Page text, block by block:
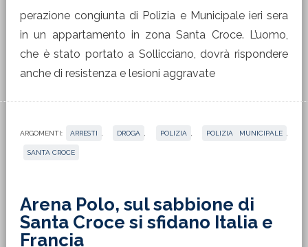
perazione congiunta di Polizia e Municipale ieri sera
in un appartamento in zona Santa Croce. L’uomo,
che è stato portato a Sollicciano, dovrà rispondere
anche di resistenza e lesioni aggravate
ARGOMENTI: ARRESTI DROGA POLIZIA POLIZIA MUNICIPALE
SANTA CROCE
Arena Polo, sul sabbione di
Santa Croce si sfidano Italia e
Francia